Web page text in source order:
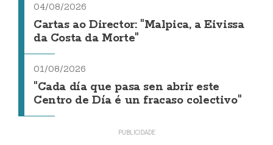
04/08/2026
Cartas ao Director: "Malpica, a Eivissa
da Costa da Morte"
01/08/2026
"Cada día que pasa sen abrir este
Centro de Día é un fracaso colectivo"